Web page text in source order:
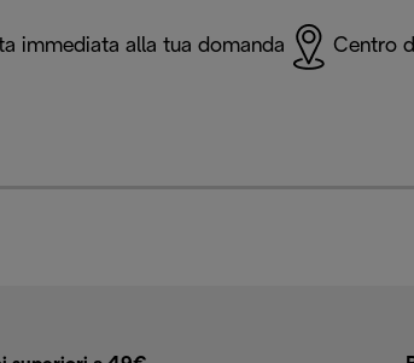
immediata alla tua domanda Centro